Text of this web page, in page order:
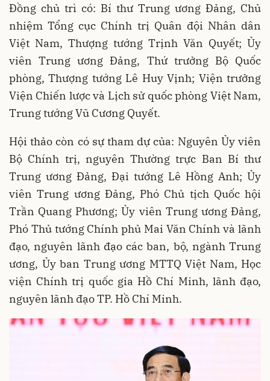
Đồng chủ trì có: Bí thư Trung ương Đảng, Chủ
nhiệm Tổng cục Chính trị Quân đội Nhân dân
Việt Nam, Thượng tướng Trịnh Văn Quyết; Ủy
viên Trung ương Đảng, Thứ trưởng Bộ Quốc
phòng, Thượng tướng Lê Huy Vịnh; Viện trưởng
Viện Chiến lược và Lịch sử quốc phòng Việt Nam,
Trung tướng Vũ Cương Quyết.
Hội thảo còn có sự tham dự của: Nguyên Ủy viên
Bộ Chính trị, nguyên Thường trực Ban Bí thư
Trung ương Đảng, Đại tướng Lê Hồng Anh; Ủy
viên Trung ương Đảng, Phó Chủ tịch Quốc hội
Trần Quang Phương; Ủy viên Trung ương Đảng,
Phó Thủ tướng Chính phủ Mai Văn Chính và lãnh
đạo, nguyên lãnh đạo các ban, bộ, ngành Trung
ương, Ủy ban Trung ương MTTQ Việt Nam, Học
viện Chính trị quốc gia Hồ Chí Minh, lãnh đạo,
nguyên lãnh đạo TP. Hồ Chí Minh.